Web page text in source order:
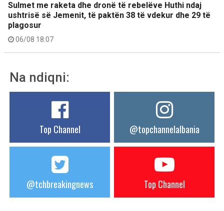
Sulmet me raketa dhe dronë të rebelëve Huthi ndaj
ushtrisë së Jemenit, të paktën 38 të vdekur dhe 29 të
plagosur
06/08 18:07
Na ndiqni:
Top Channel @topchannelalbania
@tchbreakingnews Top Channel